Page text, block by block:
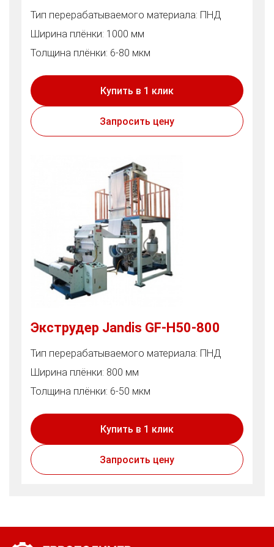
Тип перерабатываемого материала: ПНД
Ширина плёнки: 1000 мм
Толщина плёнки: 6-80 мкм
Купить в 1 клик
Запросить цену
Экструдер Jandis GF-H50-800
Тип перерабатываемого материала: ПНД
Ширина плёнки: 800 мм
Толщина плёнки: 6-50 мкм
Купить в 1 клик
Запросить цену